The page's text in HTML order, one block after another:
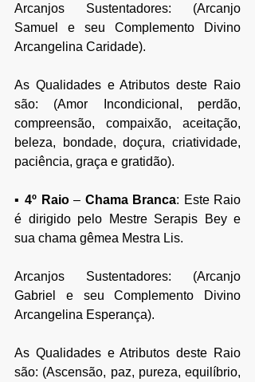
Arcanjos Sustentadores: (Arcanjo
Samuel e seu Complemento Divino
Arcangelina Caridade).
As Qualidades e Atributos deste Raio
são: (Amor Incondicional, perdão,
compreensão, compaixão, aceitação,
beleza, bondade, doçura, criatividade,
paciência, graça e gratidão).
▪ 4º Raio – Chama Branca: Este Raio
é dirigido pelo Mestre Serapis Bey e
sua chama gêmea Mestra Lis.
Arcanjos Sustentadores: (Arcanjo
Gabriel e seu Complemento Divino
Arcangelina Esperança).
As Qualidades e Atributos deste Raio
são: (Ascensão, paz, pureza, equilíbrio,